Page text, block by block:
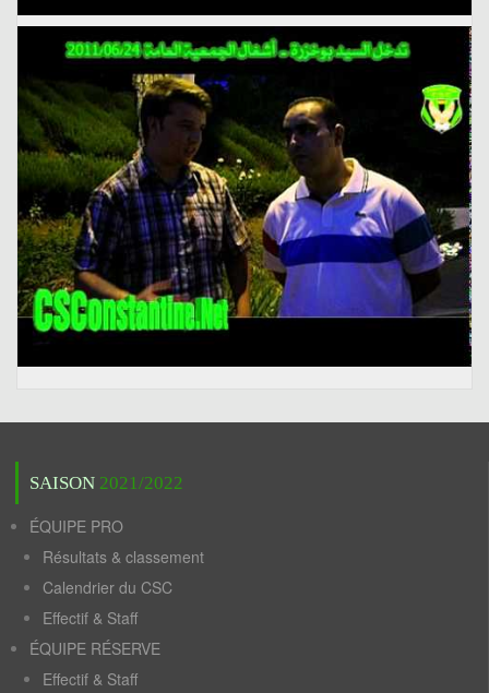
SAISON 2021/2022
ÉQUIPE PRO
Résultats & classement
Calendrier du CSC
Effectif & Staff
ÉQUIPE RÉSERVE
Effectif & Staff